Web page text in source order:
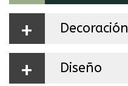
+ Decoración
+ Diseño